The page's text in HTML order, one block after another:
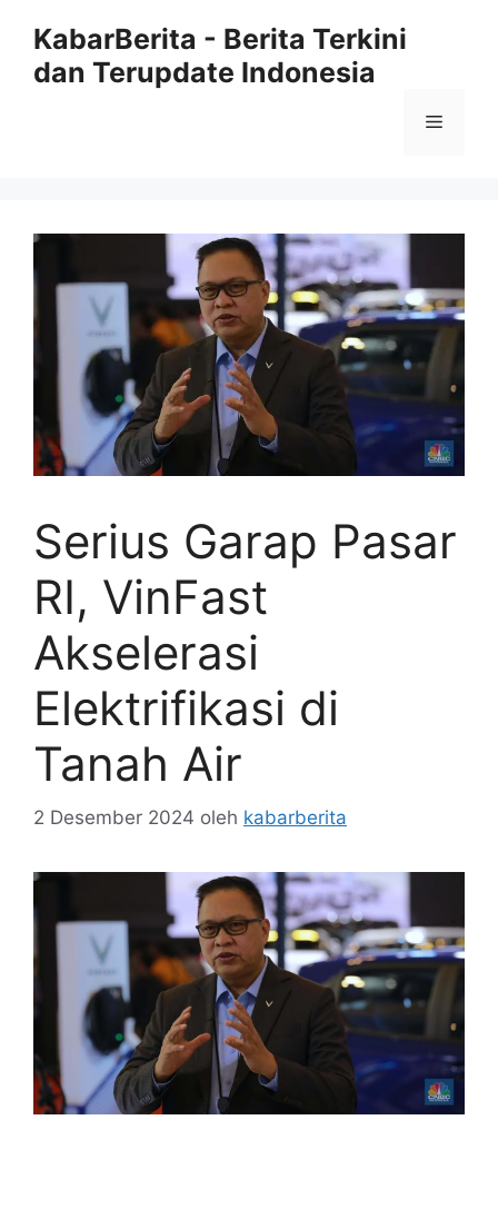
KabarBerita - Berita Terkini
dan Terupdate Indonesia
Menu
Serius Garap Pasar
RI, VinFast
Akselerasi
Elektrifikasi di
Tanah Air
2 Desember 2024 oleh kabarberita